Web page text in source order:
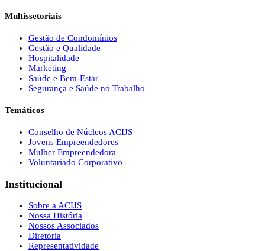
Multissetoriais
Gestão de Condomínios
Gestão e Qualidade
Hospitalidade
Marketing
Saúde e Bem-Estar
Segurança e Saúde no Trabalho
Temáticos
Conselho de Núcleos ACIJS
Jovens Empreendedores
Mulher Empreendedora
Voluntariado Corporativo
Institucional
Sobre a ACIJS
Nossa História
Nossos Associados
Diretoria
Representatividade